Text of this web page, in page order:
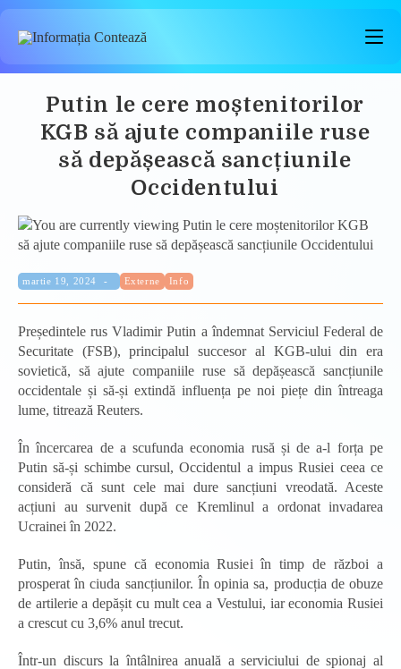
Skip
content
Putin le cere moștenitorilor
KGB să ajute companiile ruse
să depășească sancțiunile
Occidentului
Publicat:
martie 19, 2024 Categorie:
Externe Info
Președintele rus Vladimir Putin a îndemnat Serviciul Federal de
Securitate (FSB), principalul succesor al KGB-ului din era
sovietică, să ajute companiile ruse să depășească sancțiunile
occidentale și să-și extindă influența pe noi piețe din întreaga
lume, titrează Reuters.
În încercarea de a scufunda economia rusă și de a-l forța pe
Putin să-și schimbe cursul, Occidentul a impus Rusiei ceea ce
consideră că sunt cele mai dure sancțiuni vreodată. Aceste
acțiuni au survenit după ce Kremlinul a ordonat invadarea
Ucrainei în 2022.
Putin, însă, spune că economia Rusiei în timp de război a
prosperat în ciuda sancțiunilor. În opinia sa, producția de obuze
de artilerie a depășit cu mult cea a Vestului, iar economia Rusiei
a crescut cu 3,6% anul trecut.
Într-un discurs la întâlnirea anuală a serviciului de spionaj al